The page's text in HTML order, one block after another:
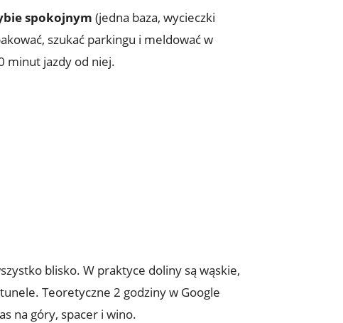
spokojnym (jedna baza, wycieczki
szukać parkingu i meldować w
minut jazdy od niej.
blisko. W praktyce doliny są wąskie,
Teoretyczne 2 godziny w Google
na góry, spacer i wino.